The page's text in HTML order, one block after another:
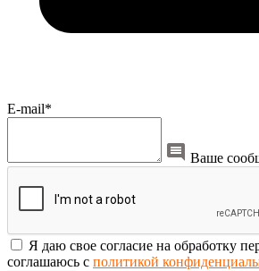
E-mail*
Ваше
Я даю свое согласие на обработку
соглашаюсь с политикой